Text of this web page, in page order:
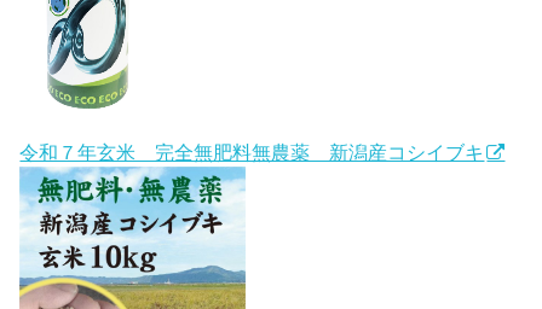
令和７年玄米 完全無肥料無農薬 新潟産コシイブキ